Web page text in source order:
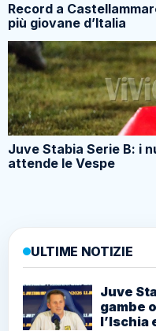
Record a
più giovane d’Italia
Juve Stabia Serie B: i
attende le Vespe
ULTIME NOTIZIE
Juve
gambe